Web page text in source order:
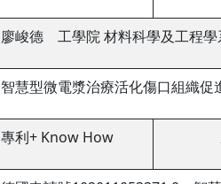
廖峻德 工學院 材料科學及工程學
智慧型微電漿治療活化傷口組織促
專利+ Know How